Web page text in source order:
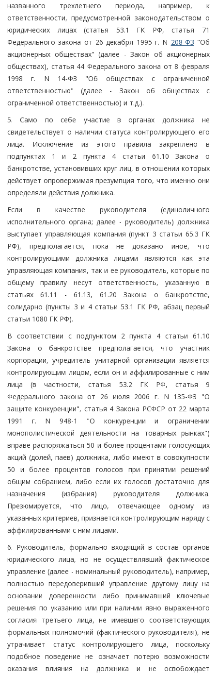
названного трехлетнего периода, например, к
ответственности, предусмотренной законодательством о
юридических лицах (статья 53.1 ГК РФ, статья 71
Федерального закона от 26 декабря 1995 г. N 208-ФЗ "Об
акционерных обществах" (далее - Закон об акционерных
обществах), статья 44 Федерального закона от 8 февраля
1998 г. N 14-ФЗ "Об обществах с ограниченной
ответственностью" (далее - Закон об обществах с
ограниченной ответственностью) и т.д.).
5. Само по себе участие в органах должника не
свидетельствует о наличии статуса контролирующего его
лица. Исключение из этого правила закреплено в
подпунктах 1 и 2 пункта 4 статьи 61.10 Закона о
банкротстве, установивших круг лиц, в отношении которых
действует опровержимая презумпция того, что именно они
определяли действия должника.
Если в качестве руководителя (единоличного
исполнительного органа; далее - руководитель) должника
выступает управляющая компания (пункт 3 статьи 65.3 ГК
РФ), предполагается, пока не доказано иное, что
контролирующими должника лицами являются как эта
управляющая компания, так и ее руководитель, которые по
общему правилу несут ответственность, указанную в
статьях 61.11 - 61.13, 61.20 Закона о банкротстве,
солидарно (пункты 3 и 4 статьи 53.1 ГК РФ, абзац первый
статьи 1080 ГК РФ).
В соответствии с подпунктом 2 пункта 4 статьи 61.10
Закона о банкротстве предполагается, что участник
корпорации, учредитель унитарной организации является
контролирующим лицом, если он и аффилированные с ним
лица (в частности, статья 53.2 ГК РФ, статья 9
Федерального закона от 26 июля 2006 г. N 135-ФЗ "О
защите конкуренции", статья 4 Закона РСФСР от 22 марта
1991 г. N 948-1 "О конкуренции и ограничении
монополистической деятельности на товарных рынках")
вправе распоряжаться 50 и более процентами голосующих
акций (долей, паев) должника, либо имеют в совокупности
50 и более процентов голосов при принятии решений
общим собранием, либо если их голосов достаточно для
назначения (избрания) руководителя должника.
Презюмируется, что лицо, отвечающее одному из
указанных критериев, признается контролирующим наряду с
аффилированными с ним лицами.
6. Руководитель, формально входящий в состав органов
юридического лица, но не осуществлявший фактическое
управление (далее - номинальный руководитель), например,
полностью передоверивший управление другому лицу на
основании доверенности либо принимавший ключевые
решения по указанию или при наличии явно выраженного
согласия третьего лица, не имевшего соответствующих
формальных полномочий (фактического руководителя), не
утрачивает статус контролирующего лица, поскольку
подобное поведение не означает потерю возможности
оказания влияния на должника и не освобождает